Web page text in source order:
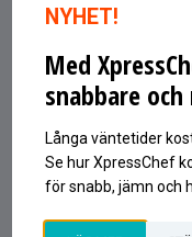
597 53 ÅTVIDABERG
INFO@ELEKTROTERMO.SE
0120-81380
Signa upp på vårt
Epost
NYHET!
Med
snabbare
Långa väntetider
Se hur XpressChef
för snabb, jämn och